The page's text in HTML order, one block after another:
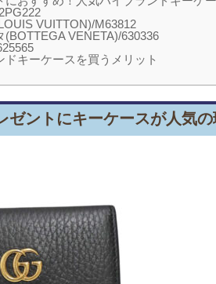
VUITTON)/M63812
(BOTTEGA VENETA)/630336
ドキーケースを買うメリット
ゼントにキーケースが人気の